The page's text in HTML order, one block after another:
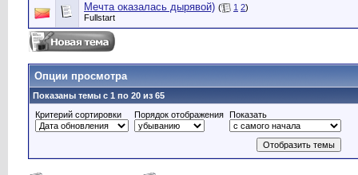
Мечта оказалась дырявой) ( 1 2)
Fullstart
Опции просмотра
Показаны темы с 1 по 20 из 65
Критерий сортировки
Порядок отображения Показать